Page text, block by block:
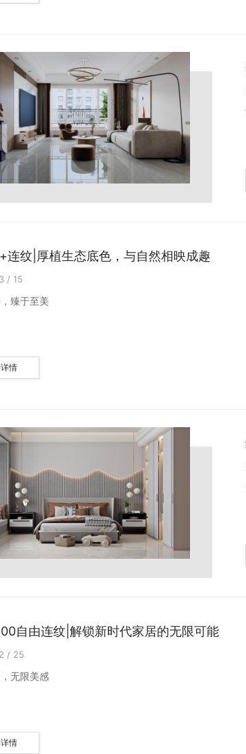
连纹|厚植生态底色，与自然相映成趣
/ 15
臻于至美
情
自由连纹|解锁新时代家居的无限可能
/ 25
无限美感
情